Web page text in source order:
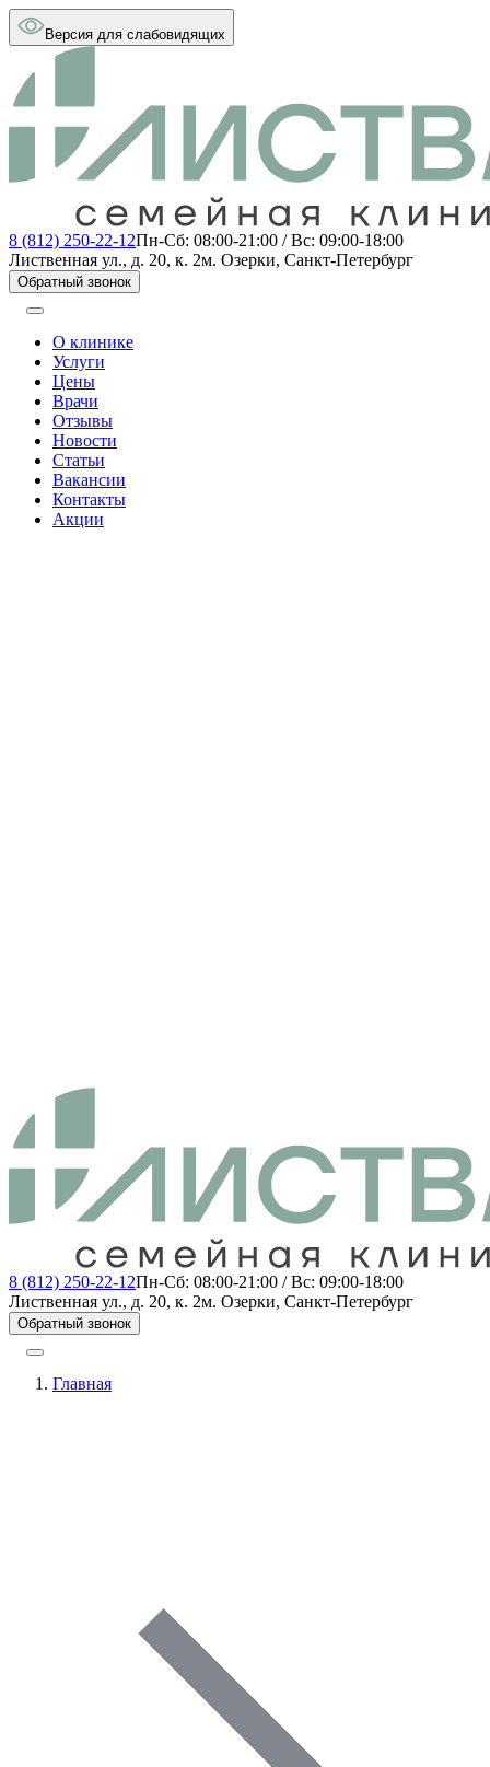
Версия для слабовидящих
8 (812) 250-22-12Пн-Сб: 08:00-21:00 / Вс: 09:00-18:00
Лиственная ул., д. 20, к. 2м. Озерки, Санкт-Петербург
Обратный звонок
О клинике
Услуги
Цены
Врачи
Отзывы
Новости
Статьи
Вакансии
Контакты
Акции
8 (812) 250-22-12Пн-Сб: 08:00-21:00 / Вс: 09:00-18:00
Лиственная ул., д. 20, к. 2м. Озерки, Санкт-Петербург
Обратный звонок
Главная